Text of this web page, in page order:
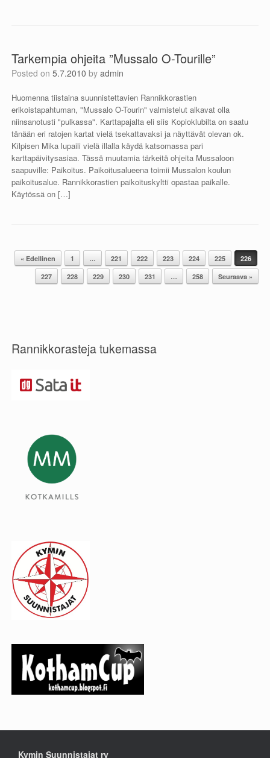
Tarkempia ohjeita ”Mussalo O-Tourille”
Posted on 5.7.2010 by admin
Huomenna tiistaina suunnistettavien Rannikkorastien
erikoistapahtuman, "Mussalo O-Tourin" valmistelut alkavat olla
niinsanotusti "pulkassa". Karttapajalta eli siis Kopioklubilta on saatu
tänään eri ratojen kartat vielä tsekattavaksi ja näyttävät olevan ok.
Kilpisen Mika lupaili vielä illalla käydä katsomassa pari
karttapäivitysasiaa. Tässä muutamia tärkeitä ohjeita Mussaloon
saapuville: Paikoitus. Paikoitusalueena toimii Mussalon koulun
paikoitusalue. Rannikkorastien paikoituskyltti opastaa paikalle.
Käytössä on […]
Post navigation
« Edellinen 1 … 221 222 223 224 225
226
227
228 229 230 231 … 258 Seuraava »
Rannikkorasteja tukemassa
Kymin Suunnistajat ry